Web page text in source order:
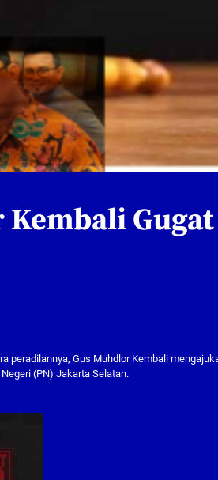
peradilannya, Gus Muhdlor Kembali
(PN) Jakarta Selatan.